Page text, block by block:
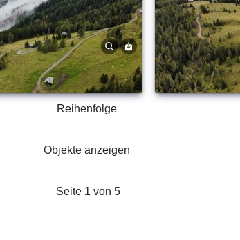
Reihenfolge
Objekte anzeigen
Seite 1 von 5